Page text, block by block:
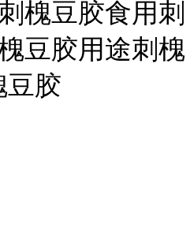
槐豆胶食用刺
豆胶用途刺槐
豆胶